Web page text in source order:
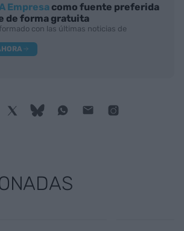
Empresa como fuente preferida
de forma gratuita
con las últimas noticias de